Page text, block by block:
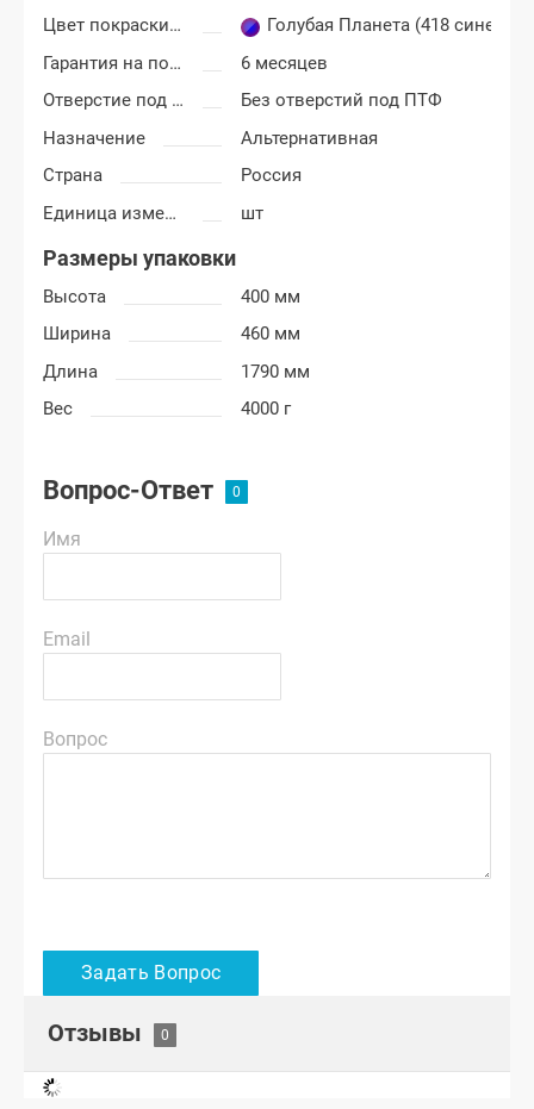
Цвет покраски Лада Гранта
Голубая Планета (418 сине-
Гарантия на покраску
6 месяцев
Отверстие под ПТФ
Без отверстий под ПТФ
Назначение
Альтернативная
Страна
Россия
Единица измерения
шт
Размеры упаковки
Высота
400 мм
Ширина
460 мм
Длина
1790 мм
Вес
4000 г
Вопрос-Ответ
Имя
Email
Вопрос
Отзывы